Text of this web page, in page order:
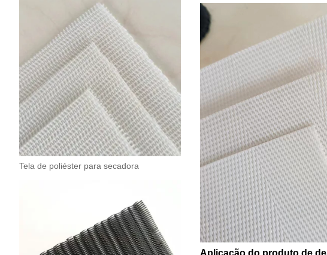
Tela de poliéster para secadora
Aplicação do produto de